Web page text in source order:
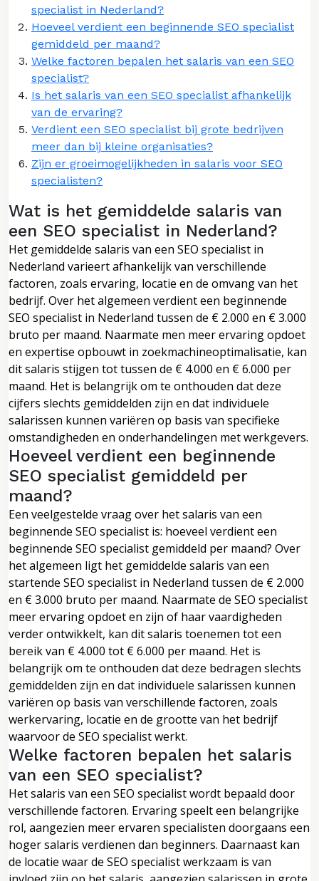
specialist in Nederland?
Hoeveel verdient een beginnende SEO specialist
gemiddeld per maand?
Welke factoren bepalen het salaris van een SEO
specialist?
Is het salaris van een SEO specialist afhankelijk
van de ervaring?
Verdient een SEO specialist bij grote bedrijven
meer dan bij kleine organisaties?
Zijn er groeimogelijkheden in salaris voor SEO
specialisten?
Wat is het gemiddelde salaris van
een SEO specialist in Nederland?
Het gemiddelde salaris van een SEO specialist in
Nederland varieert afhankelijk van verschillende
factoren, zoals ervaring, locatie en de omvang van het
bedrijf. Over het algemeen verdient een beginnende
SEO specialist in Nederland tussen de € 2.000 en € 3.000
bruto per maand. Naarmate men meer ervaring opdoet
en expertise opbouwt in zoekmachineoptimalisatie, kan
dit salaris stijgen tot tussen de € 4.000 en € 6.000 per
maand. Het is belangrijk om te onthouden dat deze
cijfers slechts gemiddelden zijn en dat individuele
salarissen kunnen variëren op basis van specifieke
omstandigheden en onderhandelingen met werkgevers.
Hoeveel verdient een beginnende
SEO specialist gemiddeld per
maand?
Een veelgestelde vraag over het salaris van een
beginnende SEO specialist is: hoeveel verdient een
beginnende SEO specialist gemiddeld per maand? Over
het algemeen ligt het gemiddelde salaris van een
startende SEO specialist in Nederland tussen de € 2.000
en € 3.000 bruto per maand. Naarmate de SEO specialist
meer ervaring opdoet en zijn of haar vaardigheden
verder ontwikkelt, kan dit salaris toenemen tot een
bereik van € 4.000 tot € 6.000 per maand. Het is
belangrijk om te onthouden dat deze bedragen slechts
gemiddelden zijn en dat individuele salarissen kunnen
variëren op basis van verschillende factoren, zoals
werkervaring, locatie en de grootte van het bedrijf
waarvoor de SEO specialist werkt.
Welke factoren bepalen het salaris
van een SEO specialist?
Het salaris van een SEO specialist wordt bepaald door
verschillende factoren. Ervaring speelt een belangrijke
rol, aangezien meer ervaren specialisten doorgaans een
hoger salaris verdienen dan beginners. Daarnaast kan
de locatie waar de SEO specialist werkzaam is van